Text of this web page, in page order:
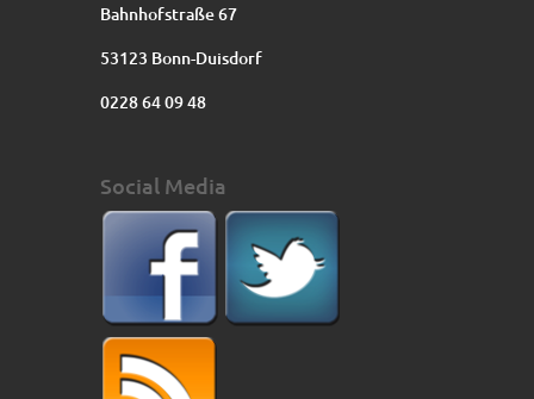
Bahnhofstraße 67
53123 Bonn-Duisdorf
0228 64 09 48
Social Media